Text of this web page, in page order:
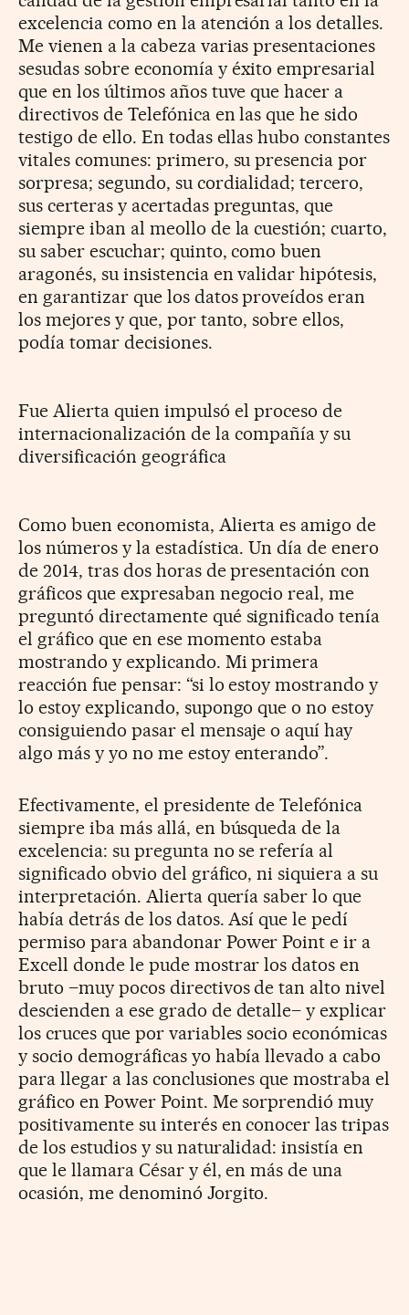
excelencia como en la atención a los detalles.
Me vienen a la cabeza varias presentaciones
sesudas sobre economía y éxito empresarial
que en los últimos años tuve que hacer a
directivos de Telefónica en las que he sido
testigo de ello. En todas ellas hubo constantes
vitales comunes: primero, su presencia por
sorpresa; segundo, su cordialidad; tercero,
sus certeras y acertadas preguntas, que
siempre iban al meollo de la cuestión; cuarto,
su saber escuchar; quinto, como buen
aragonés, su insistencia en validar hipótesis,
en garantizar que los datos proveídos eran
los mejores y que, por tanto, sobre ellos,
podía tomar decisiones.
Fue Alierta quien impulsó el proceso de
internacionalización de la compañía y su
diversificación geográfica
Como buen economista, Alierta es amigo de
los números y la estadística. Un día de enero
de 2014, tras dos horas de presentación con
gráficos que expresaban negocio real, me
preguntó directamente qué significado tenía
el gráfico que en ese momento estaba
mostrando y explicando. Mi primera
reacción fue pensar: “si lo estoy mostrando y
lo estoy explicando, supongo que o no estoy
consiguiendo pasar el mensaje o aquí hay
algo más y yo no me estoy enterando”.
Efectivamente, el presidente de Telefónica
siempre iba más allá, en búsqueda de la
excelencia: su pregunta no se refería al
significado obvio del gráfico, ni siquiera a su
interpretación. Alierta quería saber lo que
había detrás de los datos. Así que le pedí
permiso para abandonar Power Point e ir a
Excell donde le pude mostrar los datos en
bruto –muy pocos directivos de tan alto nivel
descienden a ese grado de detalle– y explicar
los cruces que por variables socio económicas
y socio demográficas yo había llevado a cabo
para llegar a las conclusiones que mostraba el
gráfico en Power Point. Me sorprendió muy
positivamente su interés en conocer las tripas
de los estudios y su naturalidad: insistía en
que le llamara César y él, en más de una
ocasión, me denominó Jorgito.